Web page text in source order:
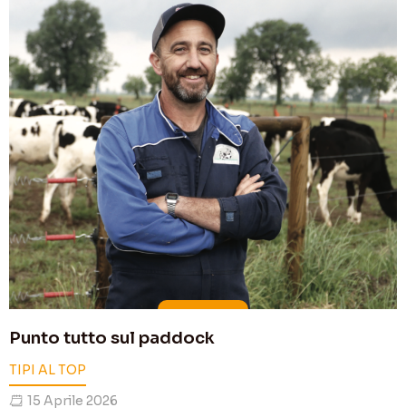
Punto tutto sul paddock
TIPI AL TOP
15 Aprile 2026